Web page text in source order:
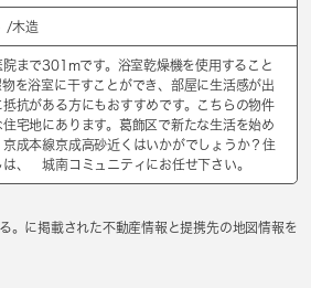
/木造
院まで301mです。浴室乾燥機を使用すること
物を浴室に干すことができ、部屋に生活感が出
抵抗がある方にもおすすめです。こちらの物件
住宅地にあります。葛飾区で新たな生活を始め
京成本線京成高砂近くはいかがでしょうか？住
は、 城南コミュニティにお任せ下さい。
。に掲載された不動産情報と提携先の地図情報を